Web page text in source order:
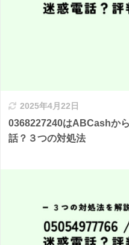
2025年4月22日
0368227240はABCashか
話？３つの対処法